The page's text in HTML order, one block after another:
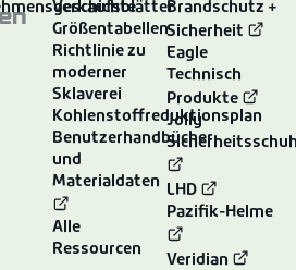
Verkaufsblätter
Größentabellen
Richtlinie zu
moderner
Sklaverei
Kohlenstoffreduktionsplan
Benutzerhandbücher
und
Materialdaten
Alle
Ressourcen
Brandschutz +
Sicherheit
Eagle
Technisch
Produkte
Jolly
LHD
Pazifik-Helme
Veridian